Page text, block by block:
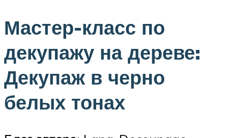
Мастер-класс по
декупажу на дереве:
Декупаж в черно
белых тонах